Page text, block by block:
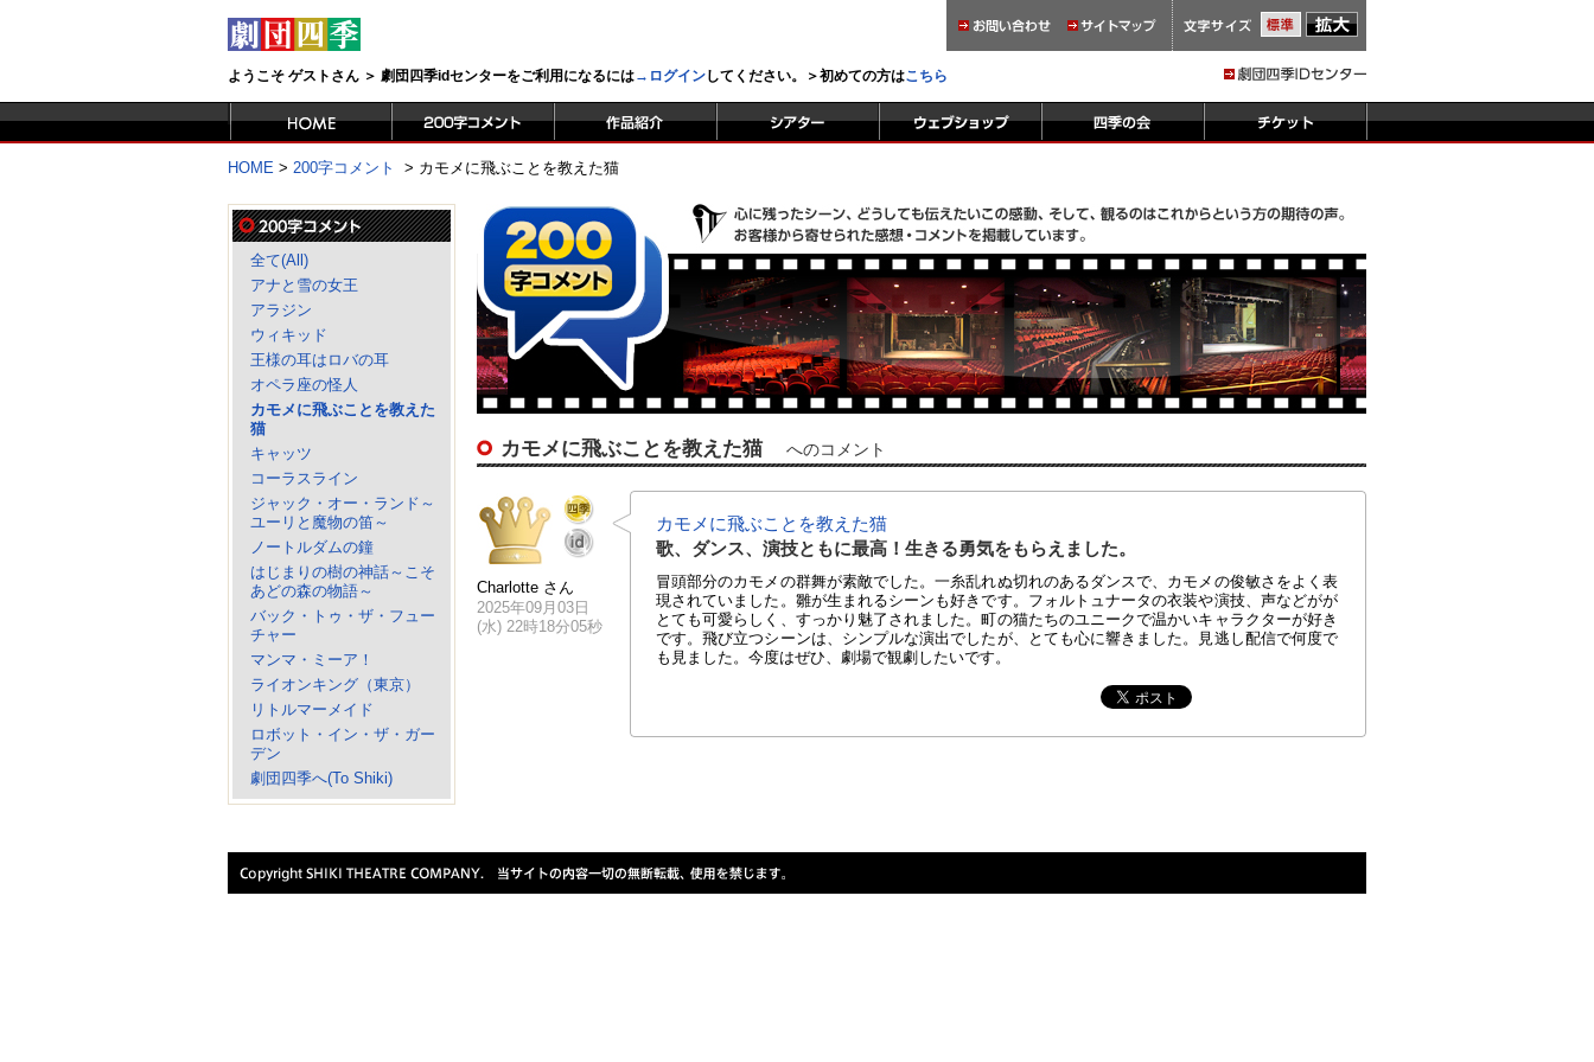
ようこそ ゲストさん ＞ 劇団四季idセンターをご利用になるには→ログインしてください。＞初めての方はこちら
HOME > 200字コメント > カモメに飛ぶことを教えた猫
全て(All)
アナと雪の女王
アラジン
ウィキッド
王様の耳はロバの耳
オペラ座の怪人
カモメに飛ぶことを教えた
猫
キャッツ
コーラスライン
ジャック・オー・ランド～
ユーリと魔物の笛～
ノートルダムの鐘
はじまりの樹の神話～こそ
あどの森の物語～
バック・トゥ・ザ・フュー
チャー
マンマ・ミーア！
ライオンキング（東京）
リトルマーメイド
ロボット・イン・ザ・ガー
デン
劇団四季へ(To Shiki)
カモメに飛ぶことを教えた猫 へのコメント
Charlotte さん
2025年09月03日
(水) 22時18分05秒
カモメに飛ぶことを教えた猫
歌、ダンス、演技ともに最高！生きる勇気をもらえました。
冒頭部分のカモメの群舞が素敵でした。一糸乱れぬ切れのあるダンスで、カモメの俊敏さをよく表
現されていました。雛が生まれるシーンも好きです。フォルトュナータの衣装や演技、声などがが
とても可愛らしく、すっかり魅了されました。町の猫たちのユニークで温かいキャラクターが好き
です。飛び立つシーンは、シンプルな演出でしたが、とても心に響きました。見逃し配信で何度で
も見ました。今度はぜひ、劇場で観劇したいです。